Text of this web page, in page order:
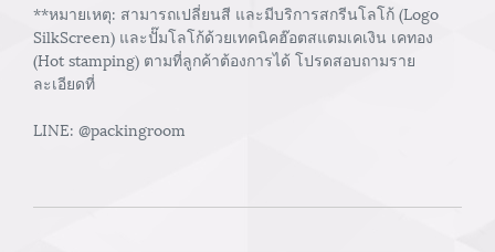
**หมายเหตุ: สามารถเปลี่ยนสี และมีบริการสกรีนโลโก้ (Logo
SilkScreen) และปั๊มโลโก้ด้วยเทคนิคฮ๊อตสแตมเคเงิน เคทอง
(Hot stamping) ตามที่ลูกค้าต้องการได้ โปรดสอบถามราย
ละเอียดที่
LINE: @packingroom